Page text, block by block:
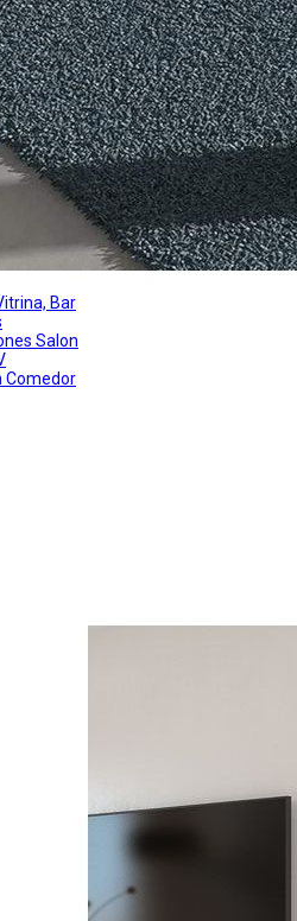
Bar
Salon
Comedor